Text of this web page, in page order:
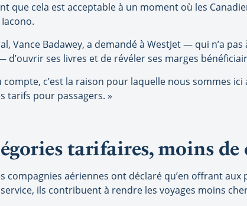
que cela est acceptable à un moment où les
Vance Badawey, a demandé à WestJet — qui n’a
d’ouvrir ses livres et de révéler ses marges
compte, c’est la raison pour laquelle nous sommes
tarifs pour passagers. »
tarifaires, moins de
compagnies aériennes ont déclaré qu’en offrant
ils contribuent à rendre les voyages moins